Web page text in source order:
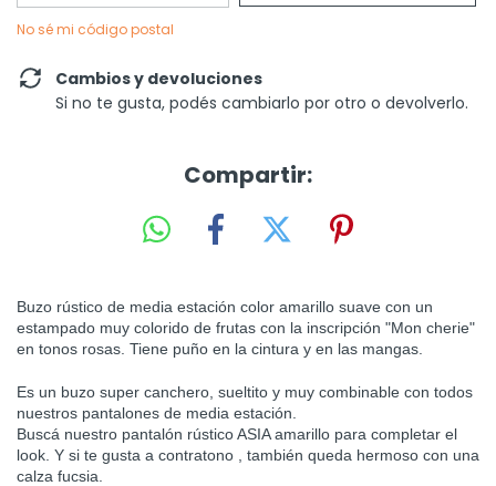
No sé mi código postal
Cambios y devoluciones
Si no te gusta, podés cambiarlo por otro o devolverlo.
Compartir:
Buzo rústico de media estación color amarillo suave con un
estampado muy colorido de frutas con la inscripción "Mon cherie"
en tonos rosas. Tiene puño en la cintura y en las mangas.
Es un buzo super canchero, sueltito y muy combinable con todos
nuestros pantalones de media estación.
Buscá nuestro pantalón rústico ASIA amarillo para completar el
look. Y si te gusta a contratono , también queda hermoso con una
calza fucsia.